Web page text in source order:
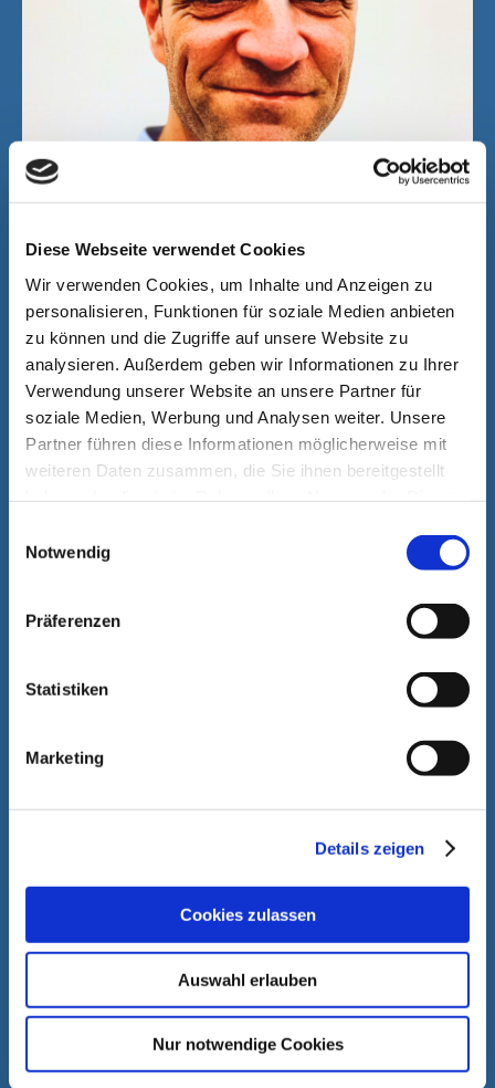
Diese Webseite verwendet Cookies
Wir verwenden Cookies, um Inhalte und Anzeigen zu
personalisieren, Funktionen für soziale Medien anbieten
zu können und die Zugriffe auf unsere Website zu
analysieren. Außerdem geben wir Informationen zu Ihrer
Verwendung unserer Website an unsere Partner für
soziale Medien, Werbung und Analysen weiter. Unsere
Partner führen diese Informationen möglicherweise mit
weiteren Daten zusammen, die Sie ihnen bereitgestellt
Notwendig
Präferenzen
Statistiken
Marketing
Details zeigen
Cookies zulassen
Auswahl erlauben
Nur notwendige Cookies
Rainer Schmitt
Sales
+49 1578 53 26 64 6
rainer.schmitt@hassia-redatron.com
اتصل بنا